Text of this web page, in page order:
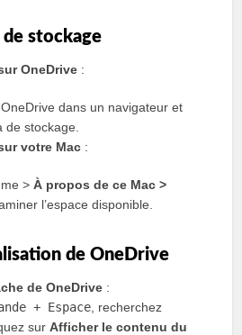
de stockage
OneDrive :
dans un navigateur et
stockage.
votre Mac :
>À propos de ce Mac >
l’espace disponible.
de OneDrive
de OneDrive :
+ Espace , recherchez
surAfficher le contenu du